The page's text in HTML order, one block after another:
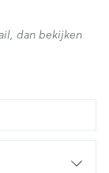
dan bekijken